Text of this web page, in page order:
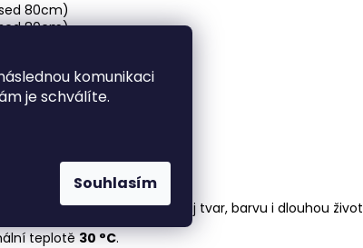
komunikaci
je schválíte.
Souhlasím
80cm)
80cm)
80cm)
80cm)
10%elastan
při správné péči zachová svůj tvar, barvu i dlouhou
teplotě 30 °C.